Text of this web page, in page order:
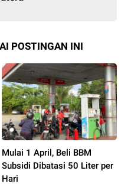
POSTINGAN INI
Mulai 1 April, Beli BBM
Subsidi Dibatasi 50 Liter per
Hari